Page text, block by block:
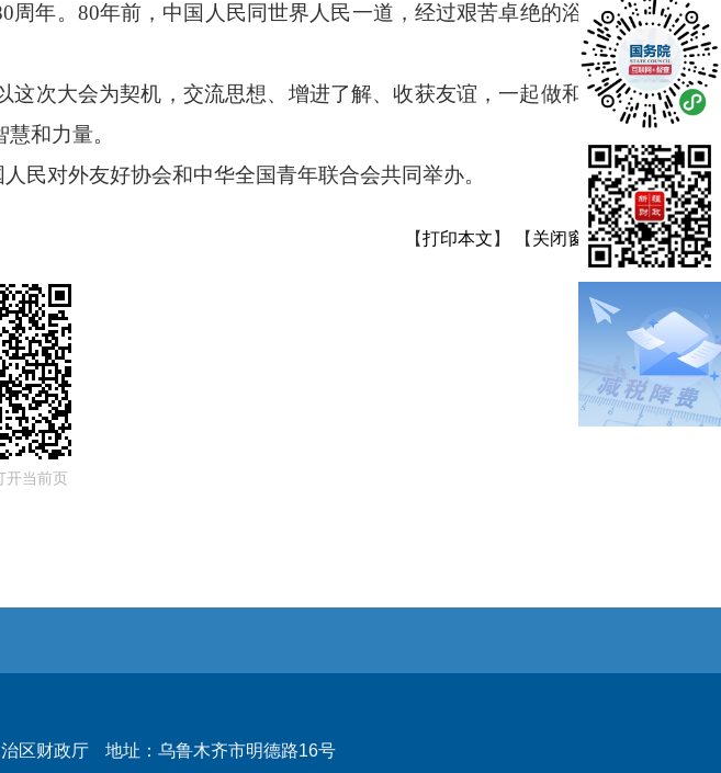
周年。 80年前，中国人民同世界人民一道，经过艰苦卓绝的浴血
次大会为契机，交流思想、增进了解、收获友谊，一起做和平
和力量。
民对外友好协会和中华全国青年联合会共同举办。
【打印本文 】 【 关闭窗口】
开当前页
区财政厅 地址：乌鲁木齐市明德路16号